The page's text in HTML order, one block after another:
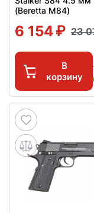
(Beretta M84)
6 154 23
В
корзину